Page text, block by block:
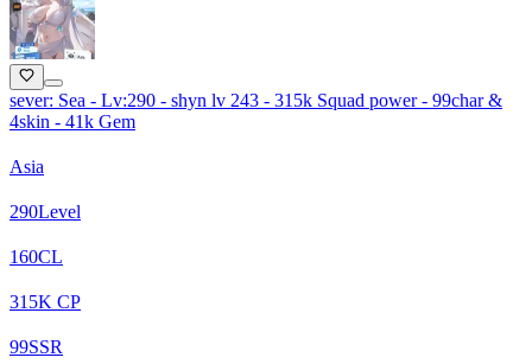
sever: Sea - Lv:290 - shyn lv 243 - 315k Squad power - 99char &
4skin - 41k Gem
Asia
290Level
160CL
315K CP
99SSR